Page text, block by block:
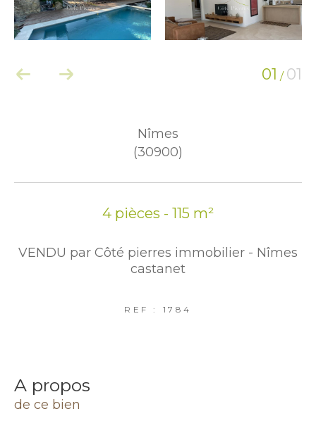
01 / 01
Nîmes
(30900)
4 pièces - 115 m²
VENDU par Côté pierres immobilier - Nîmes
castanet
REF : 1784
a propos
de ce bien